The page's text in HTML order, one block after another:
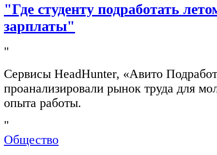
"Где студенту подработать
зарплаты"
"
Сервисы HeadHunter, «Авито
проанализировали рынок труда для
опыта работы.
"
Общество